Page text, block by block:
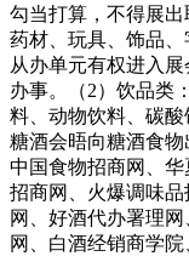
勾当打算，不得展出
药材、玩具、饰品
从办单元有权进入
办事。（2）饮品类
料、动物饮料、碳酸
糖酒会晤向糖酒食物
中国食物招商网、
招商网、火爆调味
网、好酒代办署理
网、白酒经销商学